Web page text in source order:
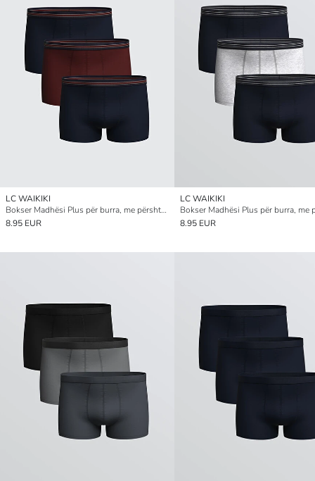
LC WAIKIKI
Bokser Madhësi Plus për burra, me përshtatje të rregullt, pambuk elastik, paketim me 3 copë
8.95 EUR
LC WAIKIKI
8.95 EUR